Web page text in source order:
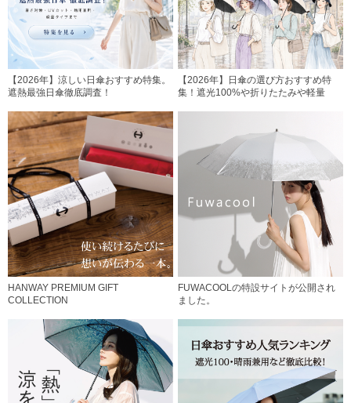
【2026年】涼しい日傘おすすめ特集。
遮熱最強日傘徹底調査！
【2026年】日傘の選び方おすすめ特
集！遮光100%や折りたたみや軽量
HANWAY PREMIUM GIFT
COLLECTION
FUWACOOLの特設サイトが公開され
ました。